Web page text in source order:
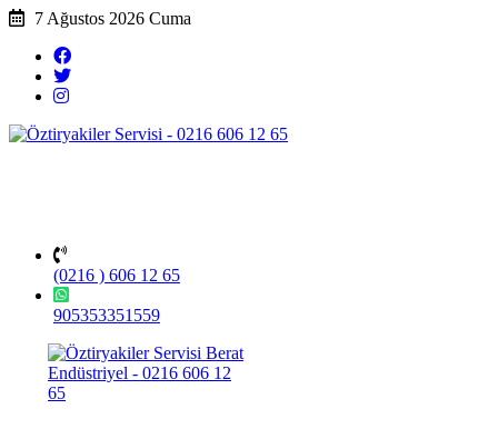
7 Ağustos 2026 Cuma
(0216 ) 606 12 65
905353351559